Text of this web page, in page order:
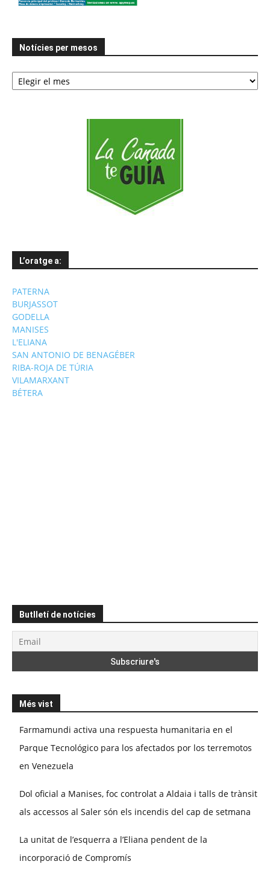
Notícies per mesos
Notícies
per
L’oratge a:
PATERNA
BURJASSOT
GODELLA
MANISES
L'ELIANA
SAN ANTONIO DE BENAGÉBER
RIBA-ROJA DE TÚRIA
VILAMARXANT
BÉTERA
Butlletí de notícies
Més vist
Farmamundi activa una respuesta humanitaria en el
Parque Tecnológico para los afectados por los terremotos
en Venezuela
Dol oficial a Manises, foc controlat a Aldaia i talls de trànsit
als accessos al Saler són els incendis del cap de setmana
La unitat de l’esquerra a l’Eliana pendent de la
incorporació de Compromís